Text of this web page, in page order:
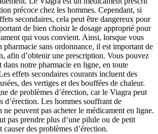
précoce chez les hommes. Cependant, si
secondaires, cela peut être dangereux pour
de bien choisir le dosage approprié pour
qui vous convient. Ainsi, lorsque vous
pharmacie sans ordonnance, il est important de
afin d’obtenir une prescription. Vous pouvez
dans notre pharmacie en ligne, en toute
effets secondaires courants incluent des
des vertiges et des bouffées de chaleur.
de problèmes d’érection, car le Viagra peut
d’érection. Les hommes souffrant de
ne peuvent pas acheter le médicament en ligne.
pas prendre plus d’une pilule ou de petit
des problèmes d’érection.